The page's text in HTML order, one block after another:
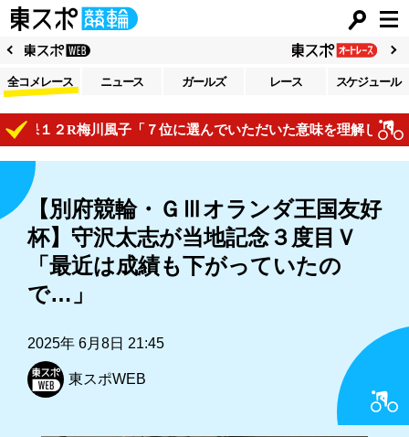
全コメレース ニュース ガールズ レース スケジュール
２R梅川風子「７位に選んでいただいた意味を理解してレース
【別府競輪・ＧⅢオランダ王国友好
杯】守沢太志が当地記念３度目Ｖ
「最近は成績も下がっていたの
で…」
2025年 6月8日 21:45
東スポWEB